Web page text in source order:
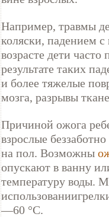
Например, травмы
коляски, падением с
возрасте дети
результате таких
и более тяжелые
мозга, разрывы
Причиной ожога
взрослые
на пол. Возможны
опускают в ванну
температуру воды.
—60 °С.